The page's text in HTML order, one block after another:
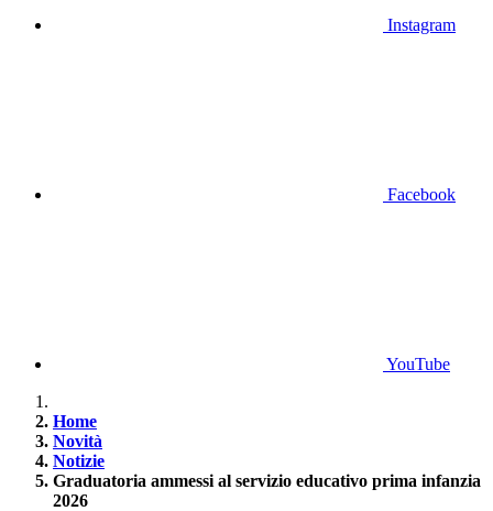
Instagram
Facebook
YouTube
Home
Novità
Notizie
Graduatoria ammessi al servizio educativo prima infanzia
2026